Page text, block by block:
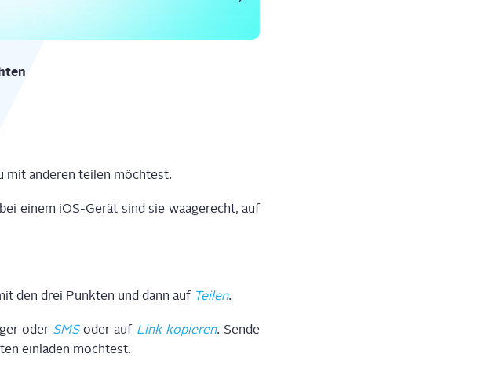
mit ande­ren tei­len möchtest.
einem iOS-Gerät sind sie waa­ge­recht, auf
den drei Punk­ten und dann auf Tei­len.
oder SMSoder auf Link kopie­ren. Sen­de
ein­la­den möchtest.